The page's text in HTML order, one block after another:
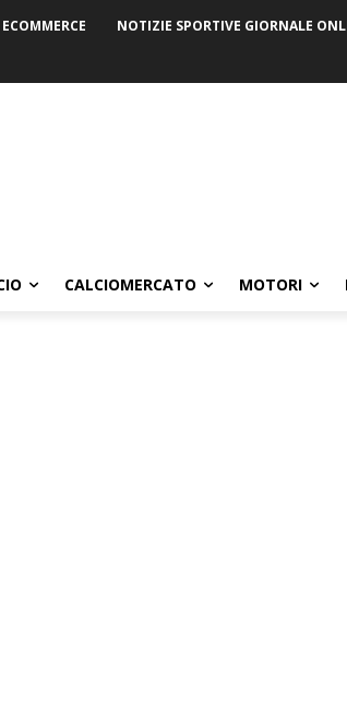
NOTIZIE SPORTIVE GIORNALE
CALCIOMERCATO MOTORI